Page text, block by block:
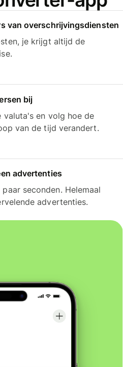
van overschrijvingsdiensten
je krijgt altijd de
bij
valuta's en volg hoe de
van de tijd verandert.
advertenties
seconden. Helemaal
advertenties.